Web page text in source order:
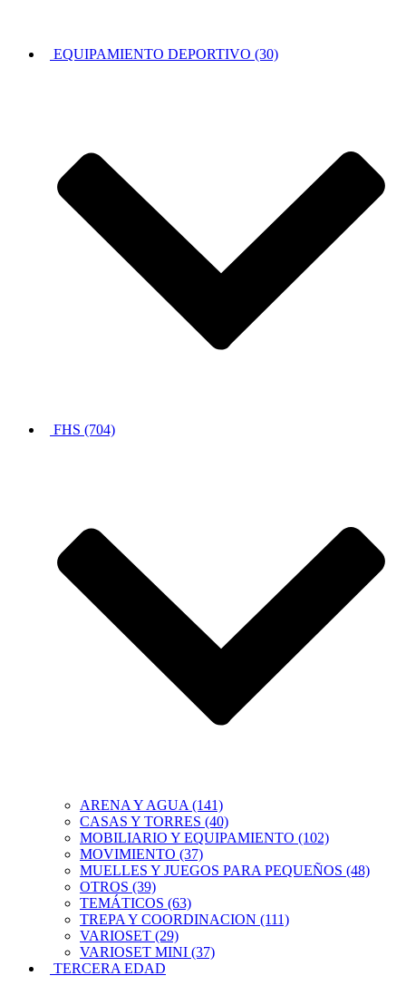
EQUIPAMIENTO DEPORTIVO (30)
FHS (704)
ARENA Y AGUA (141)
CASAS Y TORRES (40)
MOBILIARIO Y EQUIPAMIENTO (102)
MOVIMIENTO (37)
MUELLES Y JUEGOS PARA PEQUEÑOS (48)
OTROS (39)
TEMÁTICOS (63)
TREPA Y COORDINACION (111)
VARIOSET (29)
VARIOSET MINI (37)
TERCERA EDAD